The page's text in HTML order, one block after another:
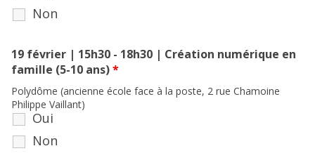
Non
19 février | 15h30 - 18h30 | Création numérique en
famille (5-10 ans)*
Oui
Non
Polydôme (ancienne école face à la poste, 2 rue Chamoine
Philippe Vaillant)